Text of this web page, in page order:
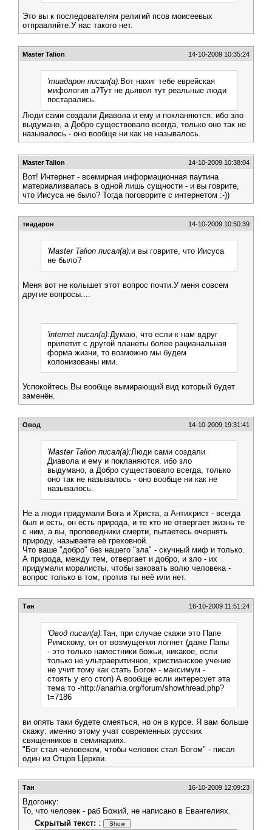
Это вы к последователям религий псов моисеевых
отправляйте.У нас такого нет.
Master Talion 14-10-2009 10:35:24
'тиадарон писал(а): Вот нахиг тебе еврейская
мифология а?Тут не дьявол тут реальные люди
постарались.
Люди сами создали Диавола и ему и покланяются. ибо зло
выдумано, а Добро существовало всегда, только оно так не
называлось - оно вообще ни как не называлось.
Master Talion 14-10-2009 10:38:04
Вот! Интернет - всемирная информационная паутина
материализвалась в одной лишь сущности - и вы говрите,
что Иисуса не было? Тогда поговорите с интернетом :-))
тиадарон 14-10-2009 10:50:39
'Master Talion писал(а):и вы говрите, что Иисуса
не было?
Меня вот не колышет этот вопрос почти.У меня совсем
другие вопросы....
'internet писал(а):Думаю, что если к нам вдруг
прилетит с другой планеты более рацианальная
форма жизни, то возможно мы будем
колонизованы ими.
Успокойтесь.Вы вообще вымирающий вид который будет
заменён.
Овод 14-10-2009 19:31:41
'Master Talion писал(а):Люди сами создали
Диавола и ему и покланяются. ибо зло
выдумано, а Добро существовало всегда, только
оно так не называлось - оно вообще ни как не
называлось.
Не а люди придумали Бога и Христа, а Антихрист - всегда
был и есть, он есть природа, и те кто не отвергает жизнь те
с ним, а вы, проповедники смерти, пытаетесь очернять
природу, называете её греховной.
Что ваше "добро" без нашего "зла" - скучный миф и только.
А природа, между тем, отвергает и добро, и зло - их
придумали моралисты, чтобы заковать волю человека -
вопрос только в том, против ты неё или нет.
Тан 16-10-2009 11:51:24
'Овод писал(а):Тан, при случае скажи это Папе
Римскому, он от возмущения лопнет (даже Папы
- это только наместники божьи, никакое, если
только не ультраеритичное, христианское учение
не учит тому как стать Богом - максимум -
стоять у его стоп) А вообще если интересует эта
тема то -http://anarhia.org/forum/showthread.php?
t=7186
ви опять таки будете смеяться, но он в курсе. Я вам больше
скажу: именно этому учат современных русских
священников в семинариях.
"Бог стал человеком, чтобы человек стал Богом" - писал
один из Отцов Церкви.
Тан 16-10-2009 12:09:23
Вдогонку:
То, что человек - раб Божий, не написано в Евангелиях.
Скрытый текст: :